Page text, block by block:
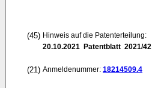
(45) Hinweis auf die Patenterteilung:
20.10.2021 Patentblatt 2021/42
(21) Anmeldenummer: 18214509.4